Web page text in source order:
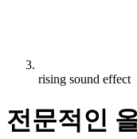
rising sound effect
전문적인